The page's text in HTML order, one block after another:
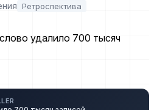
Ретроспектива